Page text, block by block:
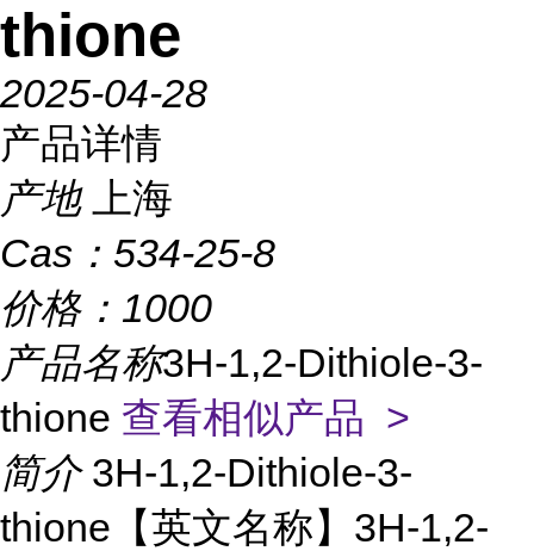
thione
2025-04-28
产品详情
产地
上海
Cas： 534-25-8
价格： 1000
产品名称3H-1,2-Dithiole-3-
thione 查看相似产品 >
简介 3H-1,2-Dithiole-3-
thione【英文名称】3H-1,2-